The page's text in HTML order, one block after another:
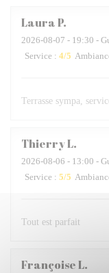
LauraP
2026-08-07 - 19:30 -
Service : 4/5
Terrasse sympa,
ThierryL
2026-08-06 - 13:00 -
Service : 5/5
Tout est parfait
FrançoiseL